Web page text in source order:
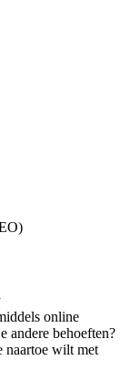
online
andere behoeften?
naartoe wilt met